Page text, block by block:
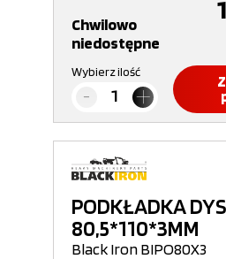
Chwilowo
niedostępne
Wybierz ilość
PODKŁADKA
80,5*110*3MM
Black Iron BIPO80X3